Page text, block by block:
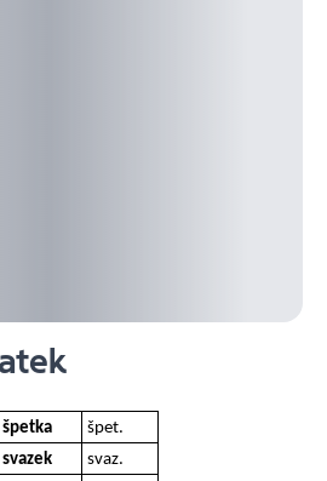
špetka
špet.
svazek
svaz.